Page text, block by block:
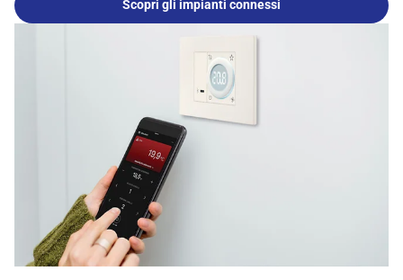
Scopri gli impianti connessi